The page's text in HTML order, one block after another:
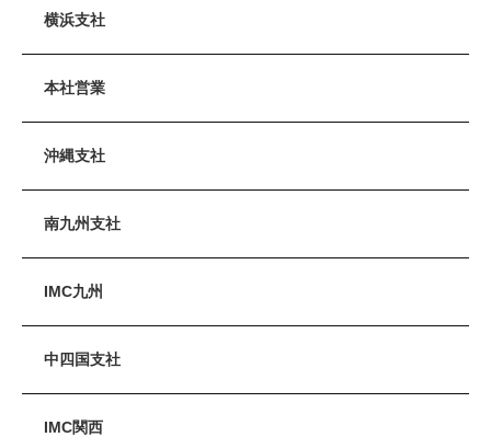
横浜支社
本社営業
沖縄支社
南九州支社
IMC九州
中四国支社
IMC関西